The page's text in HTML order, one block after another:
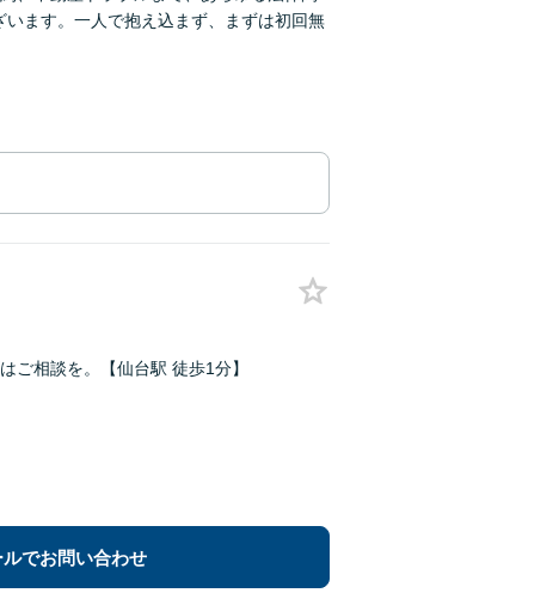
ます。一人で抱え込まず、まずは初回無
ご相談を。【仙台駅 徒歩1分】
ルでお問い合わせ